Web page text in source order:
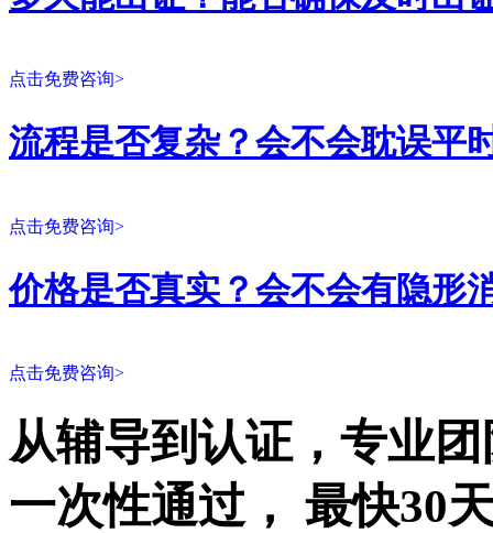
点击免费咨询>
流程是否复杂？会不会耽误平
点击免费咨询>
价格是否真实？会不会有隐形
点击免费咨询>
从辅导到认证，专业
一次性通过， 最快30